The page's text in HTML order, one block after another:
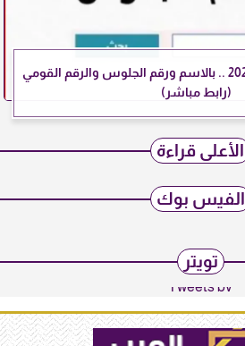
نتيجة الثانوية الأزهرية 2026 .. بالاسم ورقم الجلوس والرقم القومي
(رابط مباشر)
الأعلى قراءة
الفيس بوك
تويتر
Tweets by